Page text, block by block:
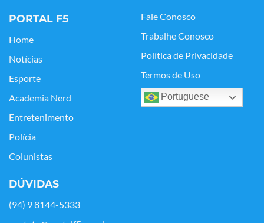
PORTAL F5
Home
Notícias
Esporte
Academia Nerd
Entretenimento
Polícia
Colunistas
Fale Conosco
Trabalhe Conosco
Política de Privacidade
Termos de Uso
Portuguese
DÚVIDAS
(94) 9 8144-5333